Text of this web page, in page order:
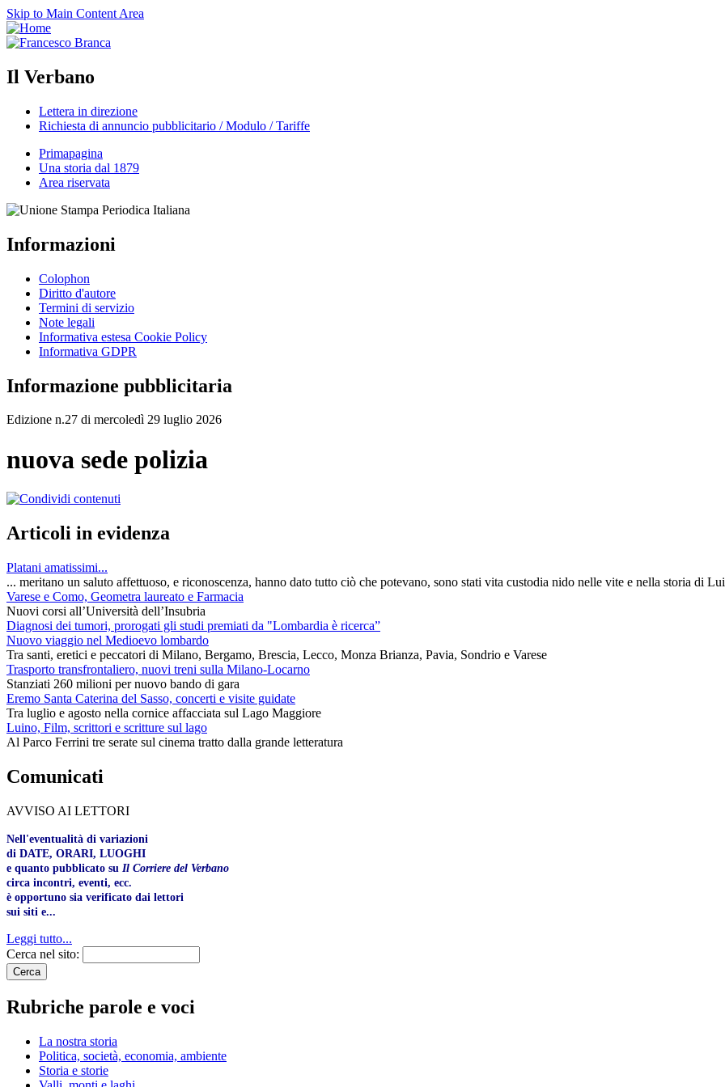
Skip to Main Content Area
Il Verbano
Lettera in direzione
Richiesta di annuncio pubblicitario / Modulo / Tariffe
Primapagina
Una storia dal 1879
Area riservata
Informazioni
Colophon
Diritto d'autore
Termini di servizio
Note legali
Informativa estesa Cookie Policy
Informativa GDPR
Informazione pubblicitaria
Edizione n.27 di mercoledì 29 luglio 2026
nuova sede polizia
Articoli in evidenza
Platani amatissimi...
... meritano un saluto affettuoso, e riconoscenza, hanno dato tutto ciò che potevano, sono stati vita custodia nido nelle vite e nella storia di
Varese e Como, Geometra laureato e Farmacia
Nuovi corsi all’Università dell’Insubria
Diagnosi dei tumori, prorogati gli studi premiati da "Lombardia è ricerca”
Nuovo viaggio nel Medioevo lombardo
Tra santi, eretici e peccatori di Milano, Bergamo, Brescia, Lecco, Monza Brianza, Pavia, Sondrio e Varese
Trasporto transfrontaliero, nuovi treni sulla Milano-Locarno
Stanziati 260 milioni per nuovo bando di gara
Eremo Santa Caterina del Sasso, concerti e visite guidate
Tra luglio e agosto nella cornice affacciata sul Lago Maggiore
Luino, Film, scrittori e scritture sul lago
Al Parco Ferrini tre serate sul cinema tratto dalla grande letteratura
Comunicati
AVVISO AI LETTORI
Nell'eventualità di variazioni
di DATE, ORARI, LUOGHI
e quanto pubblicato su Il Corriere del Verbano
circa incontri, eventi, ecc.
è opportuno sia verificato dai lettori
sui siti e...
Leggi tutto...
Cerca nel sito:
Rubriche parole e voci
La nostra storia
Politica, società, economia, ambiente
Storia e storie